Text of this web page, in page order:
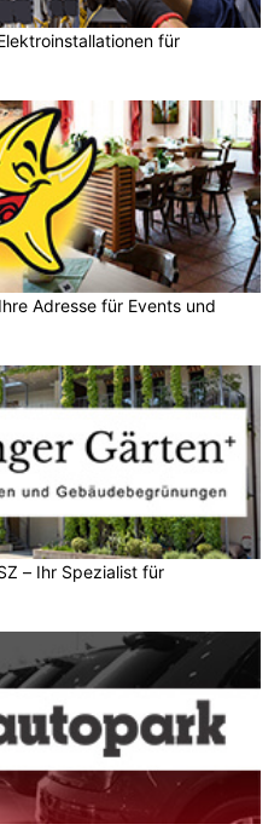
für
Adresse für Events und
– Ihr Spezialist für